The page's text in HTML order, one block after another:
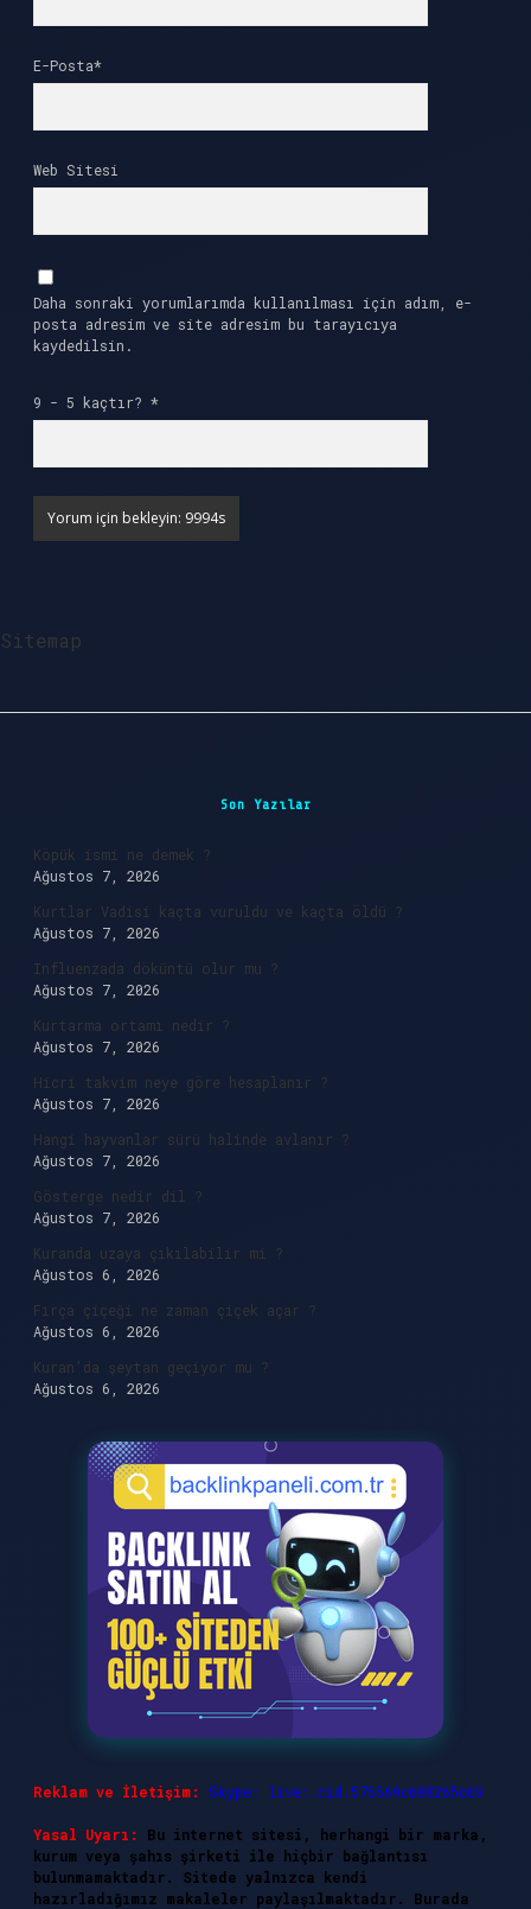
E-Posta*
Web Sitesi
Daha sonraki yorumlarımda kullanılması için adım, e-
posta adresim ve site adresim bu tarayıcıya
kaydedilsin.
9 - 5 kaçtır? *
Sitemap
Son Yazılar
Köpük ismi ne demek ?
Ağustos 7, 2026
Kurtlar Vadisi kaçta vuruldu ve kaçta öldü ?
Ağustos 7, 2026
Influenzada döküntü olur mu ?
Ağustos 7, 2026
Kurtarma ortamı nedir ?
Ağustos 7, 2026
Hicri takvim neye göre hesaplanır ?
Ağustos 7, 2026
Hangi hayvanlar sürü halinde avlanır ?
Ağustos 7, 2026
Gösterge nedir dil ?
Ağustos 7, 2026
Kuranda uzaya çıkılabilir mi ?
Ağustos 6, 2026
Fırça çiçeği ne zaman çiçek açar ?
Ağustos 6, 2026
Kuran’da şeytan geçiyor mu ?
Ağustos 6, 2026
Reklam ve İletişim: Skype: live:.cid.575569c608265c69
Yasal Uyarı:
Bu internet sitesi, herhangi bir marka,
kurum veya şahıs şirketi ile hiçbir bağlantısı
bulunmamaktadır. Sitede yalnızca kendi
hazırladığımız makaleler paylaşılmaktadır. Burada